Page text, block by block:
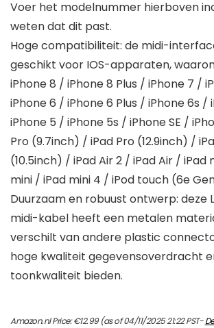
Voer het modelnummer hierboven
weten dat dit past.
Hoge compatibiliteit: de midi-
geschikt voor IOS-apparaten,
iPhone 8 / iPhone 8 Plus / iPhone 7 /
iPhone 6 / iPhone 6 Plus / iPhone 6s /
iPhone 5 / iPhone 5s / iPhone SE /
Pro (9.7inch) / iPad Pro (12.9inch) /
(10.5inch) / iPad Air 2 / iPad Air / iPad
mini / iPad mini 4 / iPod touch (6e
Duurzaam en robuust ontwerp: deze
midi-kabel heeft een metalen
verschilt van andere plastic
hoge kwaliteit gegevensoverdracht
toonkwaliteit bieden.
Amazon.nl Price:€12.99(as of 04/11/2025 21:22 PST-